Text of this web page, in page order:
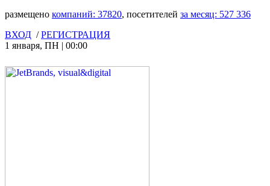
размещено компаний: 37820, посетителей за месяц: 527 336
ВХОД /РЕГИСТРАЦИЯ
1 января, ПН | 00:00